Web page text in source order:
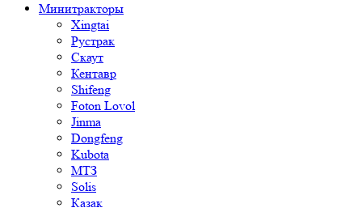
Минитракторы
Xingtai
Рустрак
Скаут
Кентавр
Shifeng
Foton Lovol
Jinma
Dongfeng
Kubota
МТЗ
Solis
Казак